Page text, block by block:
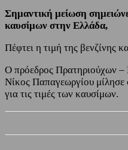
Σημαντική μείωση
καυσίμων στην Ελλάδα,
Πέφτει η τιμή της βενζίνης
Ο πρόεδρος Πρατηριούχων
Νίκος Παπαγεωργίου
για τις τιμές των καυσίμων.